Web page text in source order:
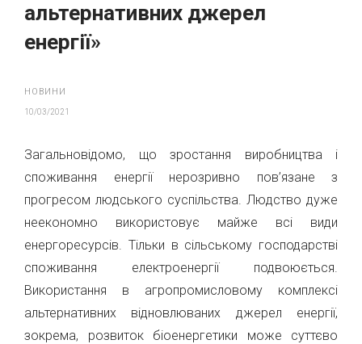
альтернативних джерел
енергії»
НОВИНИ
10/03/2021
Загальновідомо, що зростання виробництва і
споживання енергії нерозривно пов’язане з
прогресом людського суспільства. Людство дуже
неекономно використовує майже всі види
енергоресурсів. Тільки в сільському господарстві
споживання електроенергії подвоюється.
Використання в агропромисловому комплексі
альтернативних відновлюваних джерел енергії,
зокрема, розвиток біоенергетики може суттєво